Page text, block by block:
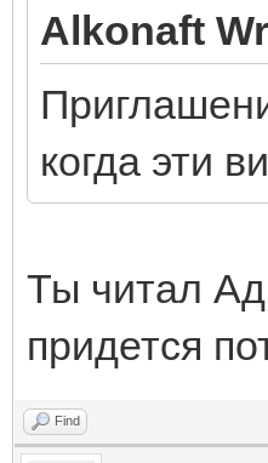
Alkonaft
когда эти
Ты читал
придется
Find